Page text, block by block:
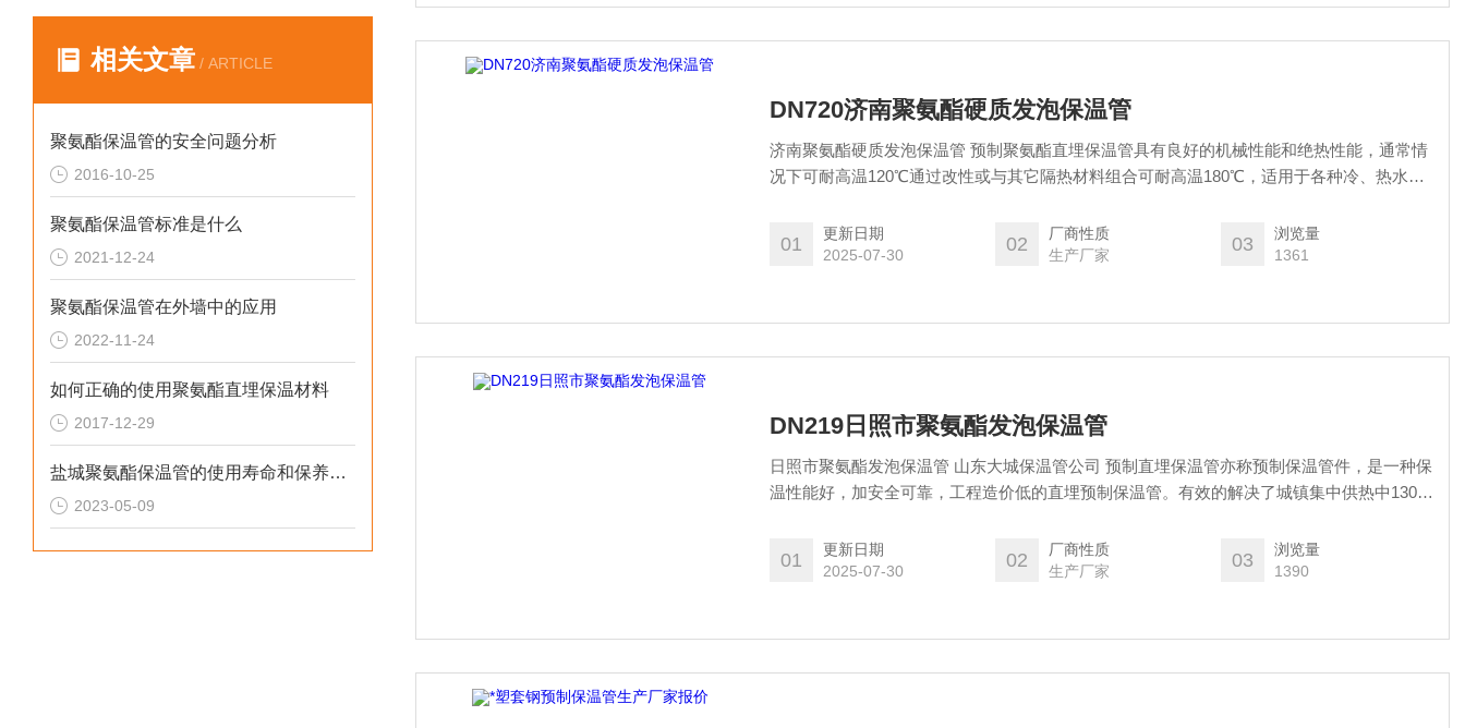
相关文章 / ARTICLE
聚氨酯保温管的安全问题分析
2016-10-25
聚氨酯保温管标准是什么
2021-12-24
聚氨酯保温管在外墙中的应用
2022-11-24
如何正确的使用聚氨酯直埋保温材料
2017-12-29
盐城聚氨酯保温管的使用寿命和保养方法是什么？
2023-05-09
DN720济南聚氨酯硬质发泡保温管
济南聚氨酯硬质发泡保温管 预制聚氨酯直埋保温管具有良好的机械性能和绝热性能，通常情
况下可耐高温120℃通过改性或与其它隔热材料组合可耐高温180℃，适用于各种冷、热水高
01
更新日期
2025-07-30
02
厂商性质
生产厂家
03
浏览量
1361
DN219日照市聚氨酯发泡保温管
日照市聚氨酯发泡保温管 山东大城保温管公司 预制直埋保温管亦称预制保温管件，是一种保
温性能好，加安全可靠，工程造价低的直埋预制保温管。有效的解决了城镇集中供热中130℃
管/预制保温管件不仅具有传统地沟和架空敷设管道*的技术、实用性能，而且还具有显著的
01
更新日期
2025-07-30
02
厂商性质
生产厂家
03
浏览量
1390